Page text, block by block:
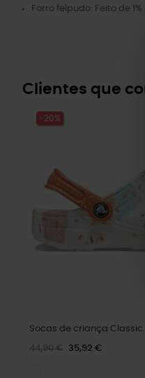
Forro felpudo: Feito de
Clientes que
-20%
Socas de criança
44,90 € 35,92 €